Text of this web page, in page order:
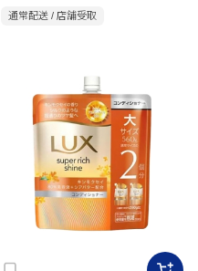
ンディショナー 詰替 560g
通常配送 / 店舗受取